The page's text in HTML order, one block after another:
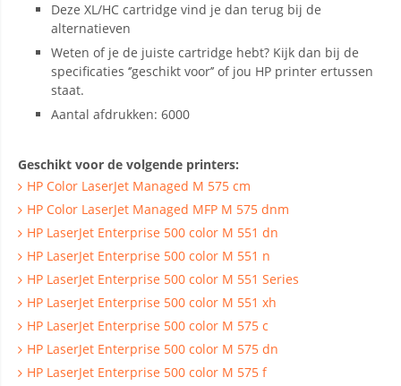
Deze XL/HC cartridge vind je dan terug bij de
alternatieven
Weten of je de juiste cartridge hebt? Kijk dan bij de
specificaties ‘’geschikt voor’’ of jou HP printer ertussen
staat.
Aantal afdrukken: 6000
Geschikt voor de volgende printers:
HP Color LaserJet Managed M 575 cm
HP Color LaserJet Managed MFP M 575 dnm
HP LaserJet Enterprise 500 color M 551 dn
HP LaserJet Enterprise 500 color M 551 n
HP LaserJet Enterprise 500 color M 551 Series
HP LaserJet Enterprise 500 color M 551 xh
HP LaserJet Enterprise 500 color M 575 c
HP LaserJet Enterprise 500 color M 575 dn
HP LaserJet Enterprise 500 color M 575 f